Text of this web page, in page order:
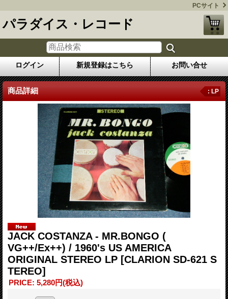
PCサイト
パラダイス・レコード
ログイン 新規登録はこちら お問い合せ
商品詳細 : LP
JACK COSTANZA - MR.BONGO (
VG++/Ex++) / 1960's US AMERICA
ORIGINAL STEREO LP [CLARION SD-621 S
TEREO]
PRICE: 5,280円(税込)